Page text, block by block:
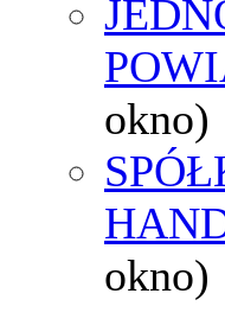
okno)
okno)